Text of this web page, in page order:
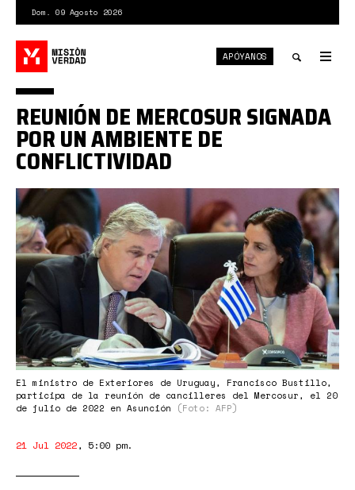
contenido
principal
Dom. 09 Agosto 2026
search
APÓYANOS
WVBB5YE4SSZ33YFXENAYPZS42Q.jpg
El ministro de Exteriores de Uruguay, Francisco Bustillo,
participa de la reunión de cancilleres del Mercosur, el 20
de julio de 2022 en Asunción
(Foto: AFP)
REUNIÓN DE MERCOSUR SIGNADA
POR UN AMBIENTE DE
CONFLICTIVIDAD
21 Jul 2022, 5:00 pm.